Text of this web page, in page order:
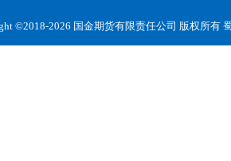
©2018-2026 国金期货有限责任公司 版权所有